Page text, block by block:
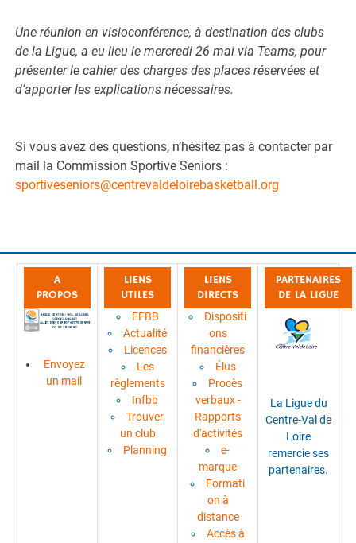
Une réunion en visioconférence, à destination des clubs
de la Ligue, a eu lieu le mercredi 26 mai via Teams, pour
présenter le cahier des charges des places réservées et
d’apporter les explications nécessaires.
Si vous avez des questions, n’hésitez pas à contacter par
mail la Commission Sportive Seniors :
sportiveseniors@centrevaldeloirebasketball.org
A
PROPOS
Envoyez
un mail
LIENS
UTILES
FFBB
Actualité
Licences
Les
règlements
Infbb
Trouver
un club
Planning
LIENS
DIRECTS
Dispositi
ons
financières
Élus
Procès
verbaux -
Rapports
d'activités
e-
marque
Formati
on à
distance
Accès à
PARTENAIRES
DE LA LIGUE
La Ligue du
Centre-Val de
Loire
remercie ses
partenaires.